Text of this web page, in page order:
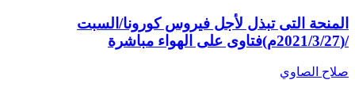
المنحة التى تبذل لأجل فيروس كورونا/السبت
/(2021/3/27م)فتاوى على الهواء مباشرة
صلاح الصاوي